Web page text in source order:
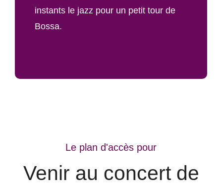
instants le jazz pour un petit tour de
Bossa.
Le plan d'accès pour
Venir au concert de